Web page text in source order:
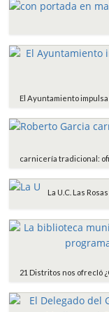
El Ayuntamiento
carnicería tradicional:
La U.C. Las
21 Distritos nos ofrecIó